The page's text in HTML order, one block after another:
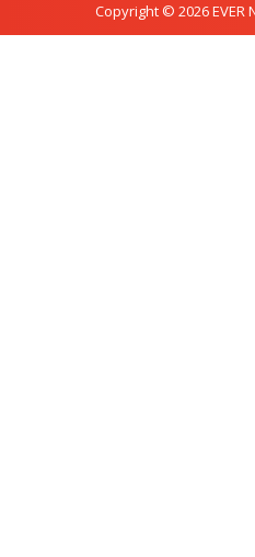
Copyright © 2026